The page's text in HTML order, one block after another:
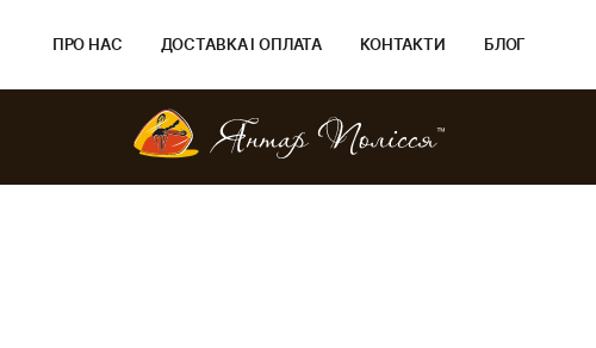
ПРО НАС ДОСТАВКА І ОПЛАТА КОНТАКТИ БЛОГ